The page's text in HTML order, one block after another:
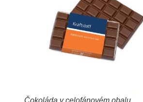
Čokoláda v celofánovém obalu